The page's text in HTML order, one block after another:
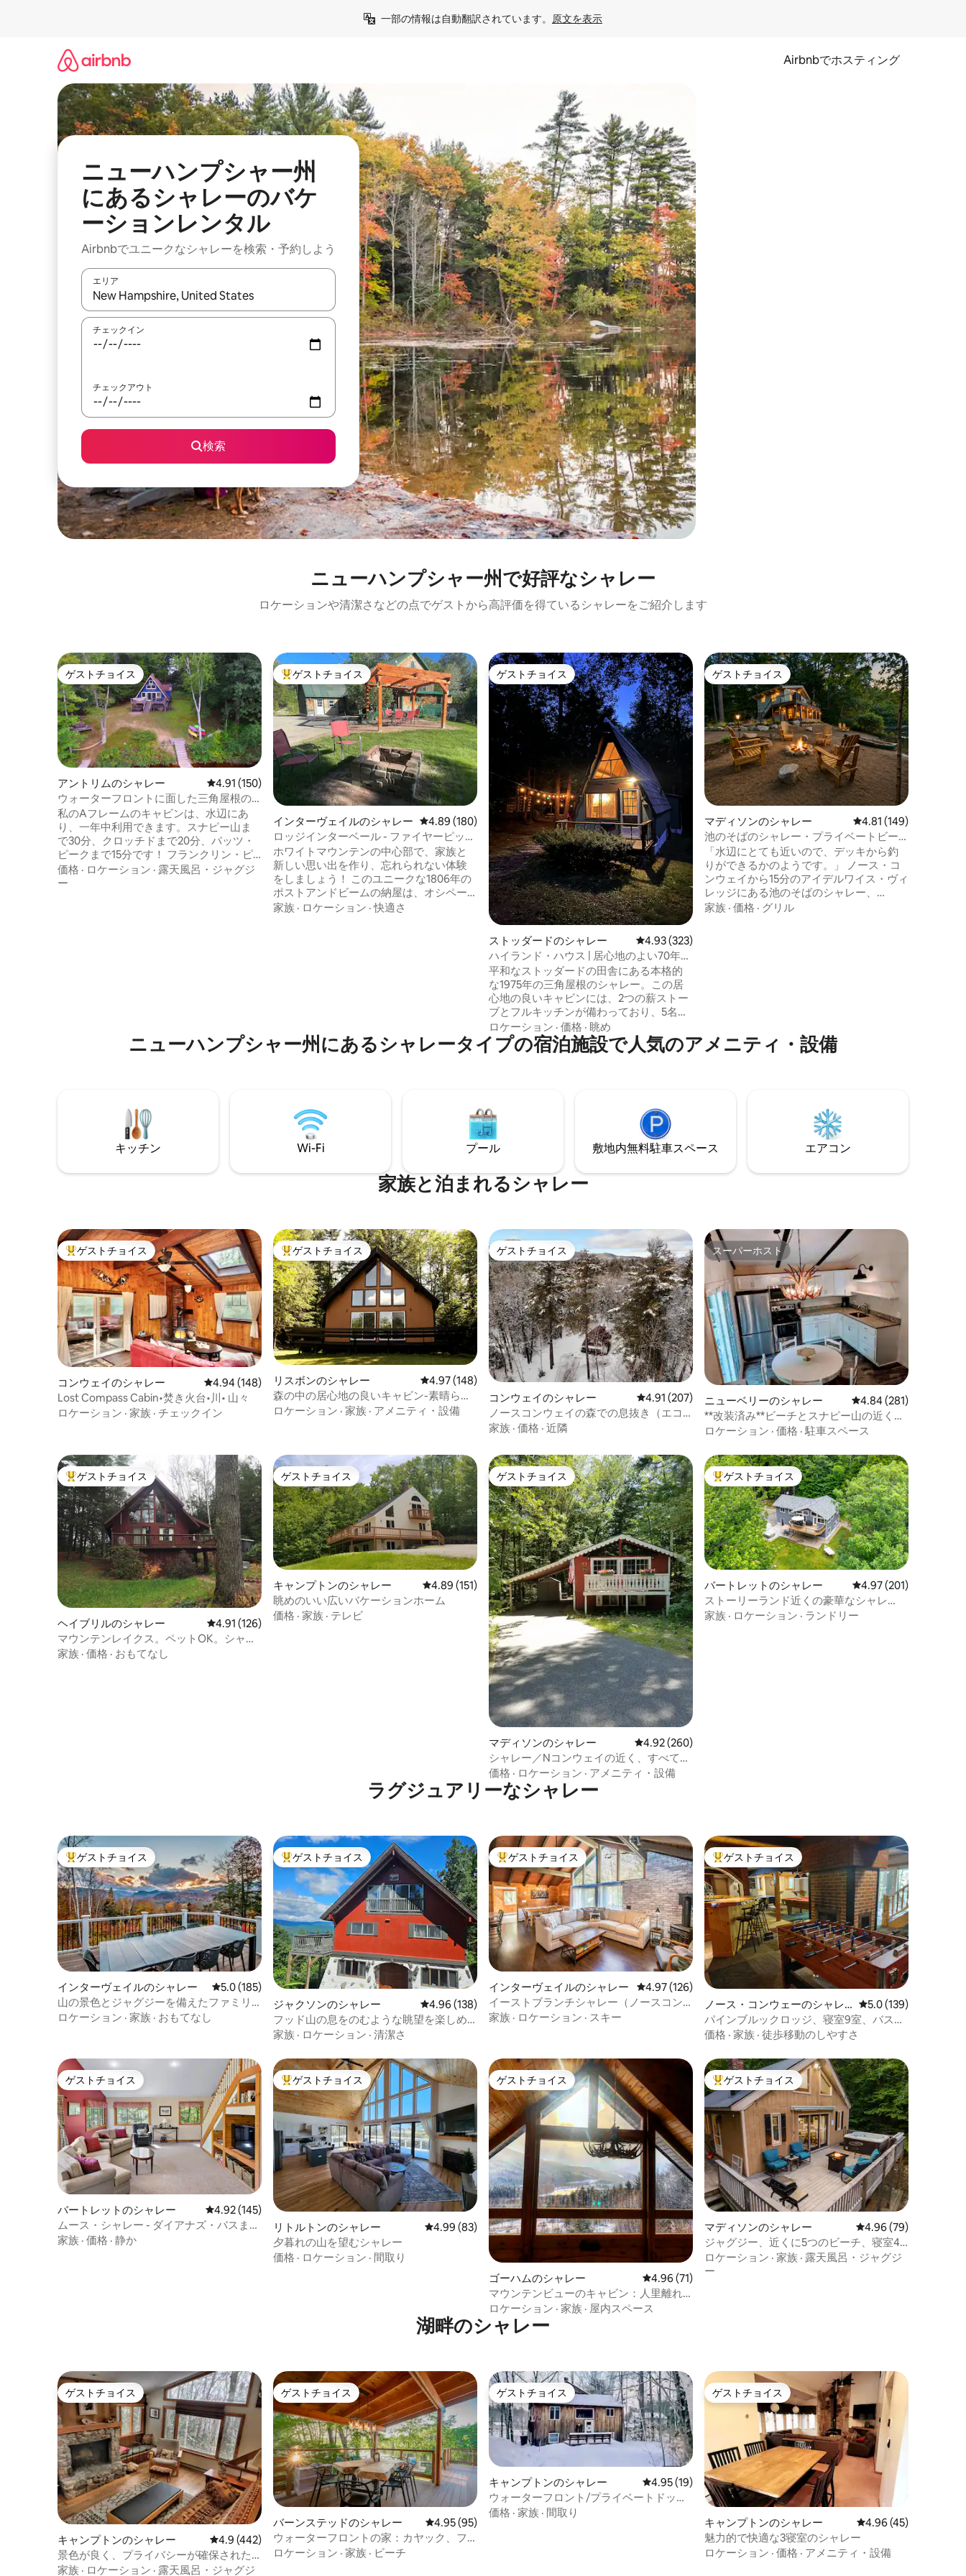
一部の情報は自動翻訳されています。 原文を表示
Airbnbでホスティング
ニューハンプシャー州
にあるシャレーのバケ
ーションレンタル
Airbnbでユニークなシャレーを検索・予約しよう
エリア
検索結果が表示されたら、上下の矢印キーを使って移動するか、画面をタッチまたはスワイプして検索結果を確認することができます。
チェックイン
チェックアウト
検索
ニューハンプシャー州で好評なシャレー
ロケーションや清潔さなどの点でゲストから高評価を得ているシャレーをご紹介します
ゲストチョイス
ゲストチョイス
アントリムのシャレー レビュー150件、5つ星中4.91つ星の平均評価
4.91 (150)
ウォーターフロントに面した三角屋根の
家、3つのスキー場に近い！
私のAフレームのキャビンは、水辺にあ
り、一年中利用できます。スナピー山ま
で30分、クロッチドまで20分、パッツ・
ピークまで15分です！ フランクリン・ピ
アス湖の近くにある32エーカーの小さな
池の上にあり、100フィート以上のウォー
価格 · ロケーション · 露天風呂・ジャグジ
ー
大好評のゲストチョイスです。
ゲストチョイス
インターヴェイルのシャレー レビュー180件、5つ星中4.89つ星の平均評価
4.89 (180)
ロッジインターベール - ファイヤーピッ
ト、バー、ビリアードテーブル、サウ
ナ。
ホワイトマウンテンの中心部で、家族と
新しい思い出を作り、忘れられない体験
をしましょう！ このユニークな1806年の
ポストアンドビームの納屋は、オシペー
から移され、美しい山の家に変身しまし
しんだりしましょう。犬同伴OK
家族 · ロケーション ·快適さ
ゲストチョイス
ゲストチョイス
ストッダードのシャレー レビュー323件、5つ星中4.93つ星の平均評価
4.93 (323)
ハイランド・ハウス | 居心地のよい70年代
風Aフレームハウス | 湖へのアクセスあり
平和なストッダードの田舎にある本格的
な1975年の三角屋根のシャレー。この居
心地の良いキャビンには、2つの薪ストー
ブとフルキッチンが備わっており、5名様
が宿泊できます。ボストンからわずか2時
間の完璧な田舎の隠れ家です！近くのハ
イキングコース、遊泳スポット、釣り場
す。冬の訪問者への注意：Shedd Hill
Roadは急な坂道があるため、AWD/4WD
車が必要です。快適なレトロな隠れ家が
待っています！
ロケーション · 価格 · 眺め
ゲストチョイス
ゲストチョイス
マディソンのシャレー レビュー149件、5つ
4.81 (149)
池のそばのシャレー・プライベートビー
チ・カヌー＆カヤック
「水辺にとても近いので、デッキから釣
りができるかのようです。」 ノース・コ
ンウェイから15分のアイデルワイス・ヴィ
レッジにある池のそばのシャレー、
Idylweiss Chaletについて、ゲストはこの
家族 · 価格 · グリル
ニューハンプシャー州にあるシャレータイプの宿泊施設で人気のアメニティ・設備
キッチン Wi-Fi プール 敷地内無料駐⁠車ス⁠ペ⁠ー⁠ス エアコン
家族と泊まれるシャレー
大好評のゲストチョイスです。
ゲストチョイス
コンウェイのシャレー レビュー148件、5つ星中4.94つ星の平均評価
4.94 (148)
Lost Compass Cabin•焚き火台•川• 山々
ロケーション · 家族 · チェックイン
大好評のゲストチョイスです。
ゲストチョイス
リスボンのシャレー レビュー148件、5つ星中4.97つ星の平均評価
4.97 (148)
森の中の居心地の良いキャビン-素晴らし
いロケーション
ロケーション · 家族 · アメニティ・設備
ゲストチョイス
ゲストチョイス
コンウェイのシャレー レビュー207件、5つ星中4.91つ星の平均評価
4.91 (207)
ノースコンウェイの森での息抜き（エコ
ーレイクとダウンタウン近く）
家族 · 価格 · 近隣
スーパーホスト
スーパーホスト
ニューベリーのシャレー レビュー281件、5つ
4.84 (281)
**改装済み**ビーチとスナピー山の近くに
あるシャレー
ロケーション · 価格 ·駐車スペース
大好評のゲストチョイスです。
ゲストチョイス
ヘイブリルのシャレー レビュー126件、5つ星中4.91つ星の平均評価
4.91 (126)
マウンテンレイクス。ペットOK。シャレ
ー全体。
家族 · 価格 · おもてなし
ゲストチョイス
ゲストチョイス
キャンプトンのシャレー レビュー151件、5つ星中4.89つ星の平均評価
4.89 (151)
眺めのいい広いバケーションホーム
価格 · 家族 · テレビ
ゲストチョイス
ゲストチョイス
マディソンのシャレー レビュー260件、5つ星中4.92つ星の平均評価
4.92 (260)
シャレー／Nコンウェイの近く、すべてか
ら十分離れています。
価格 · ロケーション · アメニティ・設備
大好評のゲストチョイスです。
ゲストチョイス
バートレットのシャレー レビュー201件、5つ
4.97 (201)
ストーリーランド近くの豪華なシャレ
ー、暖炉付き、3寝室、2バスルーム
家族 · ロケーション · ランドリー
ラグジュアリーなシャレー
大好評のゲストチョイスです。
ゲストチョイス
インターヴェイルのシャレー レビュー185件、5つ星中5.0つ星の平均評価
5.0 (185)
山の景色とジャグジーを備えたファミリ
ー向け！
ロケーション · 家族 · おもてなし
大好評のゲストチョイスです。
ゲストチョイス
ジャクソンのシャレー レビュー138件、5つ星中4.96つ星の平均評価
4.96 (138)
フッド山の息をのむような眺望を楽しめ
るジャクソンのシャレー
家族 · ロケーション · 清潔さ
大好評のゲストチョイスです。
ゲストチョイス
インターヴェイルのシャレー レビュー126件、5つ星中4.97つ星の平均評価
4.97 (126)
イーストブランチシャレー（ノースコン
ウェイまで7分）
家族 · ロケーション · スキー
大好評のゲストチョイスです。
ゲストチョイス
ノース・コンウェーのシャレ
ー
レビュー139件、5つ
5.0 (139)
パインブルックロッジ、寝室9室、バスル
ーム5室、ゲームルーム、暖炉
価格 · 家族 · 徒歩移動のしやすさ
ゲストチョイス
ゲストチョイス
バートレットのシャレー レビュー145件、5つ星中4.92つ星の平均評価
4.92 (145)
ムース・シャレー - ダイアナズ・バスまで
徒歩！
家族 · 価格 · 静か
大好評のゲストチョイスです。
ゲストチョイス
リトルトンのシャレー レビュー83件、5つ星中4.99つ星の平均評価
4.99 (83)
夕暮れの山を望むシャレー
価格 · ロケーション · 間取り
ゲストチョイス
ゲストチョイス
ゴーハムのシャレー レビュー71件、5つ星中4.96つ星の平均評価
4.96 (71)
マウンテンビューのキャビン：人里離れ
た場所での心地よい休暇
ロケーション · 家族 · 屋内スペース
大好評のゲストチョイスです。
ゲストチョイス
マディソンのシャレー レビュー79件、5つ星
4.96 (79)
ジャグジー、近くに5つのビーチ、寝室4
室、犬とお子様連れに最適
ロケーション · 家族 · 露天風呂・ジャグジ
ー
湖畔のシャレー
ゲストチョイス
ゲストチョイス
キャンプトンのシャレー レビュー442件、5つ星中4.9つ星の平均評価
4.9 (442)
景色が良く、プライバシーが確保された
山のキャビンなど。
家族 · ロケーション · 露天風呂・ジャグジ
ゲストチョイス
ゲストチョイス
バーンステッドのシャレー レビュー95件、5つ星中4.95つ星の平均評価
4.95 (95)
ウォーターフロントの家：カヤック、フ
ァイヤーピット、釣り、ゴルフ
ロケーション · 家族 · ビーチ
ゲストチョイス
ゲストチョイス
キャンプトンのシャレー レビュー19件、5つ星中4.95つ星の平均評価
4.95 (19)
ウォーターフロント/プライベートドック/
ホットタブ/プール＆アメニティ
価格 · 家族 · 間取り
ゲストチョイス
ゲストチョイス
キャンプトンのシャレー レビュー45件、5つ
4.96 (45)
魅力的で快適な3寝室のシャレー
ロケーション · 価格 · アメニティ・設備